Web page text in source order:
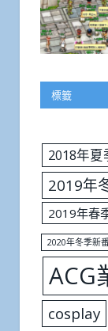
標籤
2018年夏
2019年
2019年春
2020年冬季新
ACG
cosplay